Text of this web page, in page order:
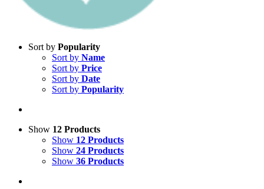
Sort by Popularity
Sort by Name
Sort by Price
Sort by Date
Sort by Popularity
Show 12 Products
Show 12 Products
Show 24 Products
Show 36 Products